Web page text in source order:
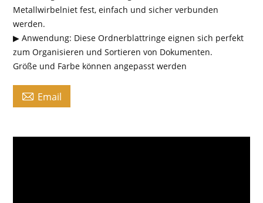
Metallwirbelniet fest, einfach und sicher verbunden
werden.
▶ Anwendung: Diese Ordnerblattringe eignen sich perfekt
zum Organisieren und Sortieren von Dokumenten.
Größe und Farbe können angepasst werden
 Email